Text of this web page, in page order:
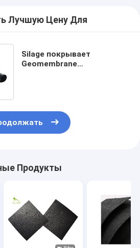
Лучшую Цену Для
Silage покрывает
Geomembrane
Продукты